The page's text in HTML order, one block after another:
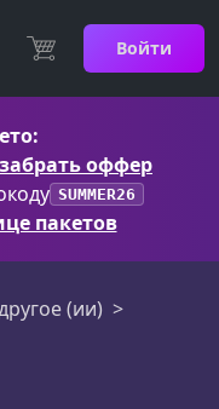
Войти
оффер
SUMMER26
пакетов
(ии)